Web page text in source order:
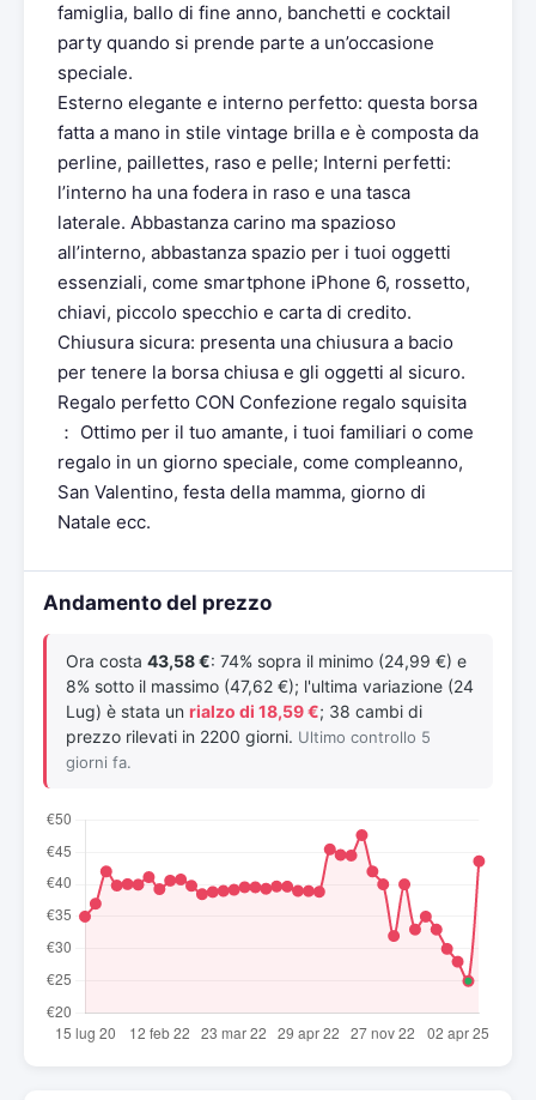
famiglia, ballo di fine anno, banchetti e cocktail
party quando si prende parte a un’occasione
speciale.
Esterno elegante e interno perfetto: questa borsa
fatta a mano in stile vintage brilla e è composta da
perline, paillettes, raso e pelle; Interni perfetti:
l’interno ha una fodera in raso e una tasca
laterale. Abbastanza carino ma spazioso
all’interno, abbastanza spazio per i tuoi oggetti
essenziali, come smartphone iPhone 6, rossetto,
chiavi, piccolo specchio e carta di credito.
Chiusura sicura: presenta una chiusura a bacio
per tenere la borsa chiusa e gli oggetti al sicuro.
Regalo perfetto CON Confezione regalo squisita
： Ottimo per il tuo amante, i tuoi familiari o come
regalo in un giorno speciale, come compleanno,
San Valentino, festa della mamma, giorno di
Natale ecc.
Andamento del prezzo
Ora costa 43,58 €: 74% sopra il minimo (24,99 €) e
8% sotto il massimo (47,62 €); l'ultima variazione (24
Lug) è stata un rialzo di 18,59 €; 38 cambi di
prezzo rilevati in 2200 giorni. Ultimo controllo 5
giorni fa.